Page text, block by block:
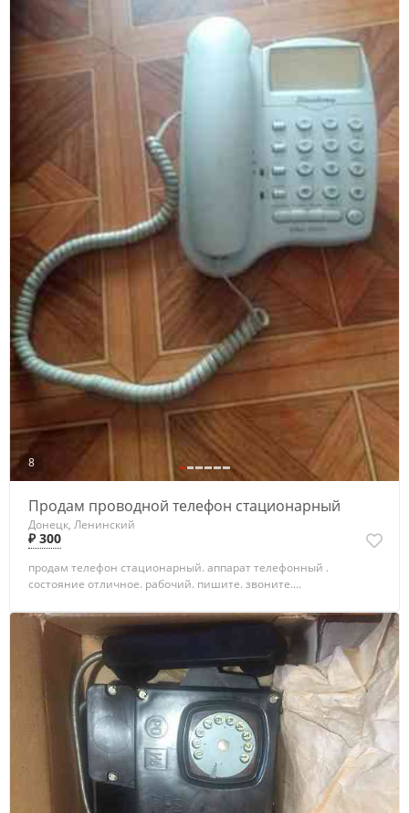
8
Продам проводной телефон стационарный
Донецк, Ленинский
₽ 300
продам телефон стационарный. аппарат телефонный .
состояние отличное. рабочий. пишите. звоните....